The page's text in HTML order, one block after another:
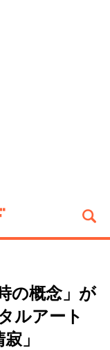
の概念」が
ルアート
」